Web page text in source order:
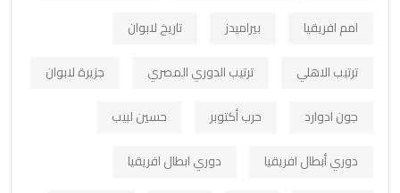
امم افريقيا
بيراميدز
تاريخ لابوان
ترتيب الاهلي
ترتيب الدوري المصري
جزيرة لابوان
جون ادوارد
حرب أكتوبر
حسين لبيب
دوري أبطال افريقيا
دوري ابطال افريقيا